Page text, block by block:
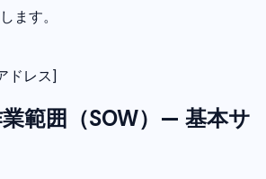
ます。
ドレス]
範囲（SOW）— 基本サ